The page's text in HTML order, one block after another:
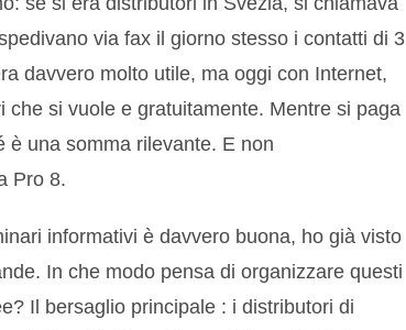
via fax il giorno stesso i contatti di 3
davvero molto utile, ma oggi con Internet,
che si vuole e gratuitamente. Mentre si paga
è una somma rilevante. E non
Pro 8.
informativi è davvero buona, ho già visto
In che modo pensa di organizzare questi
Il bersaglio principale : i distributori di